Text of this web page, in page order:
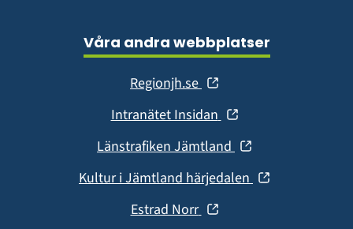
Våra andra webbplatser
Regionjh.se (öppnas
nytt
fönster)
Intranätet Insidan (öppnas
nytt
fönster)
Länstrafiken Jämtland (öppnas
nytt
Kultur i Jämtland härjedalen (öppnas
Estrad Norr (öppnas